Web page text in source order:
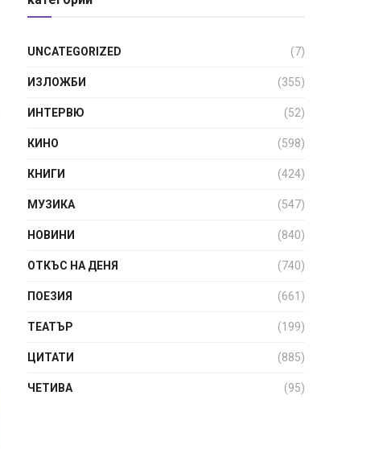
UNCATEGORIZED (7)
ИЗЛОЖБИ (355)
ИНТЕРВЮ (52)
КИНО (598)
КНИГИ (424)
МУЗИКА (547)
НОВИНИ (840)
ОТКЪС НА ДЕНЯ (740)
ПОЕЗИЯ (661)
ТЕАТЪР (199)
ЦИТАТИ (885)
ЧЕТИВА (95)